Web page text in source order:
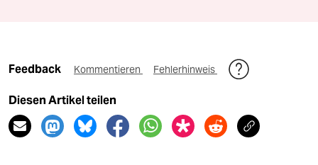
Feedback Kommentieren Fehlerhinweis
Diesen Artikel teilen